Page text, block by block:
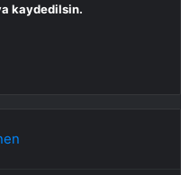
kaydedilsin.